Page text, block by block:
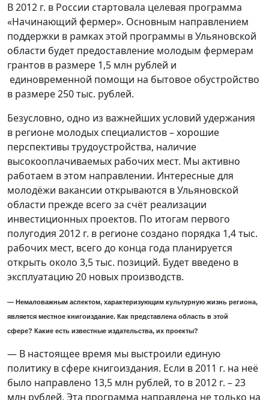
В 2012 г. в России стартовала целевая программа
«Начинающий фермер». Основным направлением
поддержки в рамках этой программы в Ульяновской
области будет предоставление молодым фермерам
грантов в размере 1,5 млн рублей и
единовременной помощи на бытовое обустройство
в размере 250 тыс. рублей.
Безусловно, одно из важнейших условий удержания
в регионе молодых специалистов – хорошие
перспективы трудоустройства, наличие
высокооплачиваемых рабочих мест. Мы активно
работаем в этом направлении. Интересные для
молодёжи вакансии открываются в Ульяновской
области прежде всего за счёт реализации
инвестиционных проектов. По итогам первого
полугодия 2012 г. в регионе создано порядка 1,4 тыс.
рабочих мест, всего до конца года планируется
открыть около 3,5 тыс. позиций. Будет введено в
эксплуатацию 20 новых производств.
— Немаловажным аспектом, характеризующим культурную жизнь региона,
является местное книгоиздание. Как представлена область в этой
сфере? Какие есть известные издательства, их проекты?
— В настоящее время мы выстроили единую
политику в сфере книгоиздания. Если в 2011 г. на неё
было направлено 13,5 млн рублей, то в 2012 г. – 23
млн рублей. Эта программа направлена не только на